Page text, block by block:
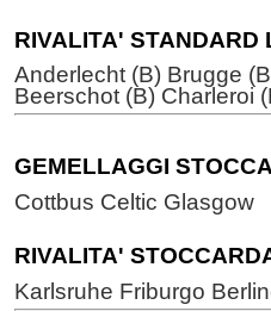
RIVALITA' STANDARD
Anderlecht (B) Brugge
Beerschot (B) Charleroi
GEMELLAGGI
Cottbus Celtic Glasgow
RIVALITA'
Karlsruhe Friburgo